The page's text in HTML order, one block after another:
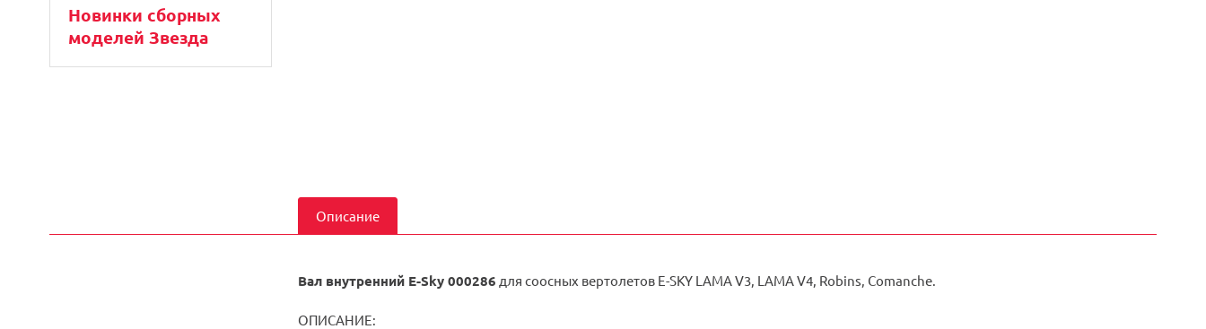
Новинки сборных
моделей Звезда
Описание
Вал внутренний E-Sky 000286 для соосных вертолетов E-SKY LAMA V3, LAMA V4, Robins, Comanche.
ОПИСАНИЕ: